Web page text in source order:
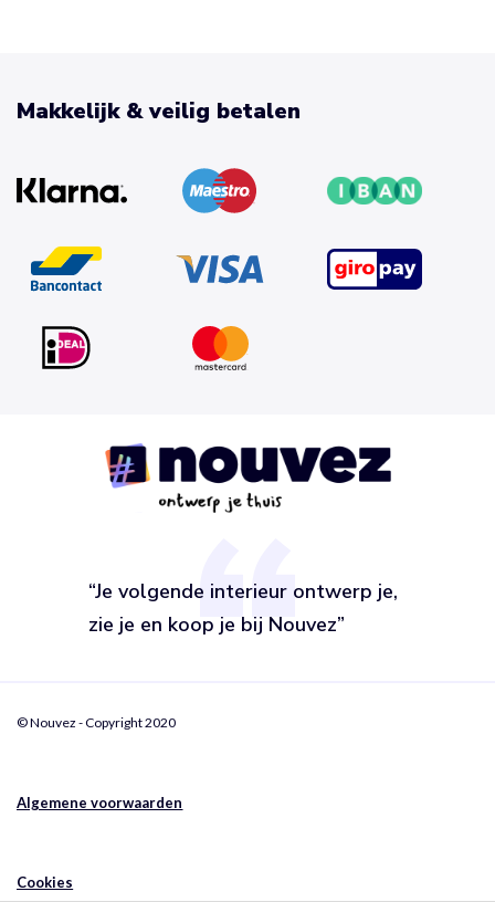
“Je volgende interieur ontwerp je,
zie je en koop je bij Nouvez”
Makkelijk & veilig betalen
© Nouvez - Copyright 2020
Algemene voorwaarden
Cookies